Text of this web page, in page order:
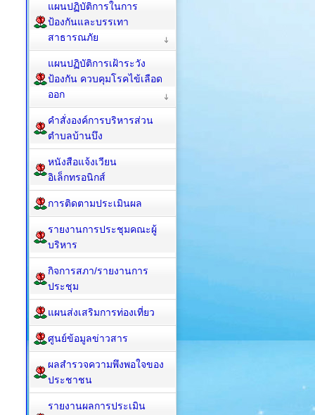
แผนปฏิบัติการในการ
ป้องกันและบรรเทา
สาธารณภัย
แผนปฏิบัติการเฝ้าระวัง
ป้องกัน ควบคุมโรคไข้เลือด
ออก
คำสั่งองค์การบริหารส่วน
ตำบลบ้านบึง
หนังสือแจ้งเวียน
อิเล็กทรอนิกส์
การติดตามประเมินผล
รายงานการประชุมคณะผู้
บริหาร
กิจการสภา/รายงานการ
ประชุม
แผนส่งเสริมการท่องเที่ยว
ศูนย์ข้อมูลข่าวสาร
ผลสำรวจความพึงพอใจของ
ประชาชน
รายงานผลการประเมิน